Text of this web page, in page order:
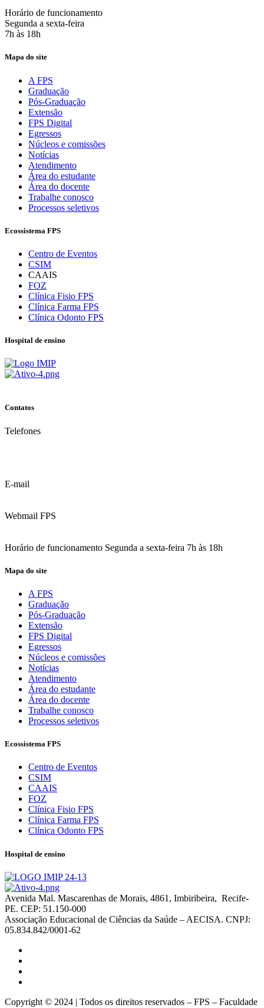
Horário de funcionamento
Segunda a sexta-feira
7h às 18h
Mapa do site
A FPS
Graduação
Pós-Graduação
Extensão
FPS Digital
Egressos
Núcleos e comissões
Notícias
Atendimento
Área do estudante
Área do docente
Trabalhe conosco
Processos seletivos
Ecossistema FPS
Centro de Eventos
CSIM
CAAIS
FOZ
Clínica Fisio FPS
Clínica Farma FPS
Clínica Odonto FPS
Hospital de ensino
Contatos
Telefones
E-mail
Webmail FPS
Horário de funcionamento Segunda a sexta-feira 7h às 18h
Mapa do site
A FPS
Graduação
Pós-Graduação
Extensão
FPS Digital
Egressos
Núcleos e comissões
Notícias
Atendimento
Área do estudante
Área do docente
Trabalhe conosco
Processos seletivos
Ecossistema FPS
Centro de Eventos
CSIM
CAAIS
FOZ
Clínica Fisio FPS
Clínica Farma FPS
Clínica Odonto FPS
Hospital de ensino
Avenida Mal. Mascarenhas de Morais, 4861, Imbiribeira, Recife-
PE. CEP: 51.150-000
Associação Educacional de Ciências da Saúde – AECISA. CNPJ:
05.834.842/0001-62
Copyright © 2024 | Todos os direitos reservados – FPS – Faculdade